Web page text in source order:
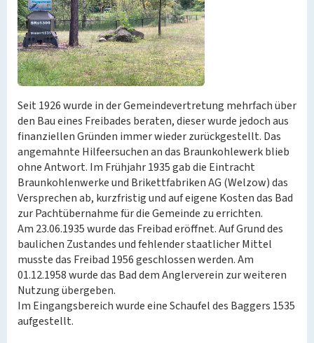
Seit 1926 wurde in der Gemeindevertretung mehrfach über
den Bau eines Freibades beraten, dieser wurde jedoch aus
finanziellen Gründen immer wieder zurückgestellt. Das
angemahnte Hilfeersuchen an das Braunkohlewerk blieb
ohne Antwort. Im Frühjahr 1935 gab die Eintracht
Braunkohlenwerke und Brikettfabriken AG (Welzow) das
Versprechen ab, kurzfristig und auf eigene Kosten das Bad
zur Pachtübernahme für die Gemeinde zu errichten.
Am 23.06.1935 wurde das Freibad eröffnet. Auf Grund des
baulichen Zustandes und fehlender staatlicher Mittel
musste das Freibad 1956 geschlossen werden. Am
01.12.1958 wurde das Bad dem Anglerverein zur weiteren
Nutzung übergeben.
Im Eingangsbereich wurde eine Schaufel des Baggers 1535
aufgestellt.